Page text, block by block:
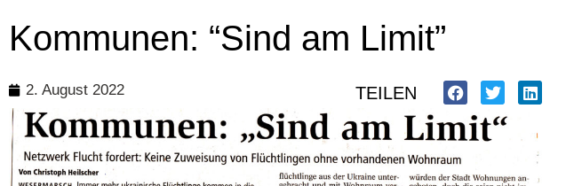
Kommunen: “Sind am Limit”
2. August 2022 TEILEN